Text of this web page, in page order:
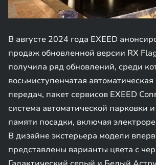
В августе 2024 года EXEED
продаж обновленной версии RX
получила ряд обновлений, среди
восьмиступенчатая автоматическая
передач, пакет сервисов EXEED
система автоматической парковки
памяти посадки, включая
В дизайне экстерьера модели
представлены варианты цвета с